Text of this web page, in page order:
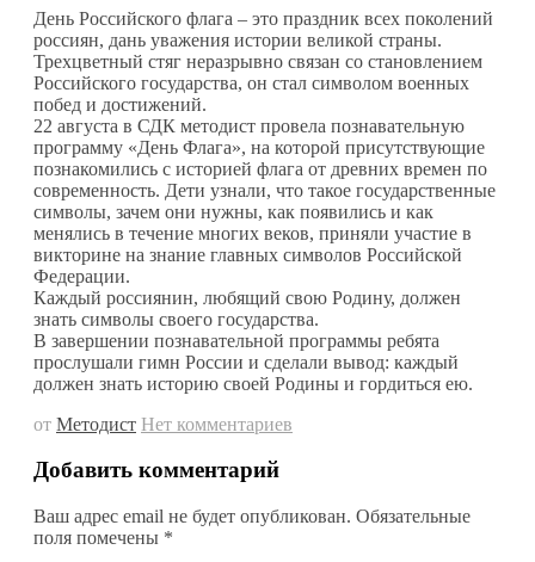
День Российского флага – это праздник всех поколений
россиян, дань уважения истории великой страны.
Трехцветный стяг неразрывно связан со становлением
Российского государства, он стал символом военных
побед и достижений.
22 августа в СДК методист провела познавательную
программу «День Флага», на которой присутствующие
познакомились с историей флага от древних времен по
современность. Дети узнали, что такое государственные
символы, зачем они нужны, как появились и как
менялись в течение многих веков, приняли участие в
викторине на знание главных символов Российской
Федерации.
Каждый россиянин, любящий свою Родину, должен
знать символы своего государства.
В завершении познавательной программы ребята
прослушали гимн России и сделали вывод: каждый
должен знать историю своей Родины и гордиться ею.
от Методист Нет комментариев
Добавить комментарий
Ваш адрес email не будет опубликован. Обязательные
поля помечены *